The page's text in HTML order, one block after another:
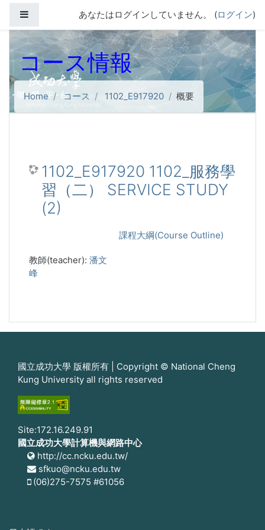
サイドパネルあなたはログインしていません。 (ログイン)
コース情報
Home コース 1102_E917920 概要
1102_E917920 1102_服務學
習（二） SERVICE STUDY
(2)
課程大綱(Course Outline)
教師(teacher): 潘文
峰
國立成功大學 版權所有 | Copyright © National Cheng
Kung University all rights reserved
Site:172.16.249.91
國立成功大學計算機與網路中心
http://cc.ncku.edu.tw/
sfkuo@ncku.edu.tw
(06)275-7575 #61056